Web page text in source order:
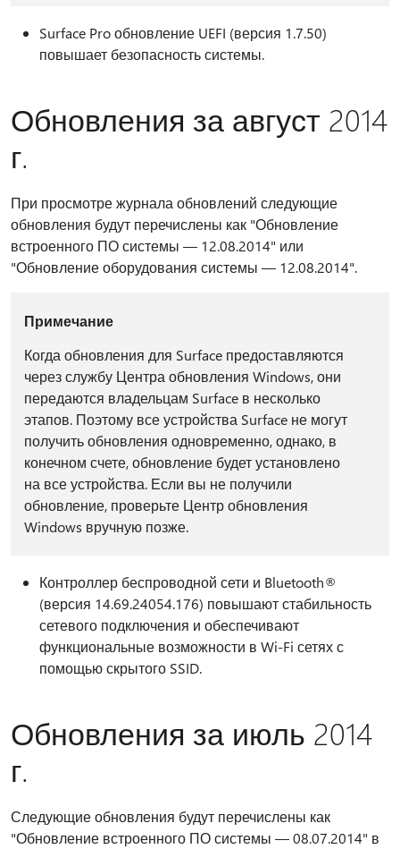
Surface Pro обновление UEFI (версия 1.7.50)
повышает безопасность системы.
Обновления за август 2014
г.
При просмотре журнала обновлений следующие
обновления будут перечислены как "Обновление
встроенного ПО системы — 12.08.2014" или
"Обновление оборудования системы — 12.08.2014".
Примечание
Когда обновления для Surface предоставляются
через службу Центра обновления Windows, они
передаются владельцам Surface в несколько
этапов. Поэтому все устройства Surface не могут
получить обновления одновременно, однако, в
конечном счете, обновление будет установлено
на все устройства. Если вы не получили
обновление, проверьте Центр обновления
Windows вручную позже.
Контроллер беспроводной сети и Bluetooth®
(версия 14.69.24054.176) повышают стабильность
сетевого подключения и обеспечивают
функциональные возможности в Wi-Fi сетях с
помощью скрытого SSID.
Обновления за июль 2014
г.
Следующие обновления будут перечислены как
"Обновление встроенного ПО системы — 08.07.2014" в